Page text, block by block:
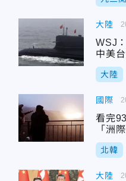
大陸
WSJ
中美
大陸
國際
看完
「洲
北韓
大陸